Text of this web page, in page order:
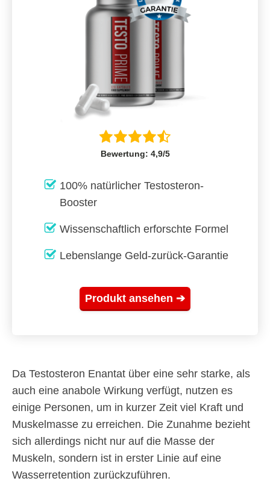
Bewertung: 4,9/5
100% natürlicher Testosteron-
Booster
Wissenschaftlich erforschte Formel
Lebenslange Geld-zurück-Garantie
Produkt ansehen ➔
Da Testosteron Enantat über eine sehr starke, als
auch eine anabole Wirkung verfügt, nutzen es
einige Personen, um in kurzer Zeit viel Kraft und
Muskelmasse zu erreichen. Die Zunahme bezieht
sich allerdings nicht nur auf die Masse der
Muskeln, sondern ist in erster Linie auf eine
Wasserretention zurückzuführen.